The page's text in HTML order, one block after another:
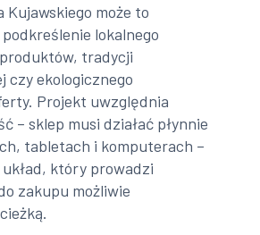
Kujawskiego może to
lokalnego
tradycji
czy ekologicznego
Projekt uwzględnia
– sklep musi działać płynnie
tabletach i komputerach –
który prowadzi
zakupu możliwie